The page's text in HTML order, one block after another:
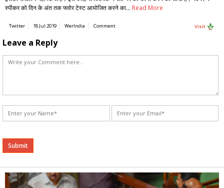
स्पीकर को दिन के अंत तक फ्लोर टेस्ट आयोजित करने का… Read More
Twitter 18 Jul 2019 WerIndia Comment Visit
Leave a Reply
Alternative: